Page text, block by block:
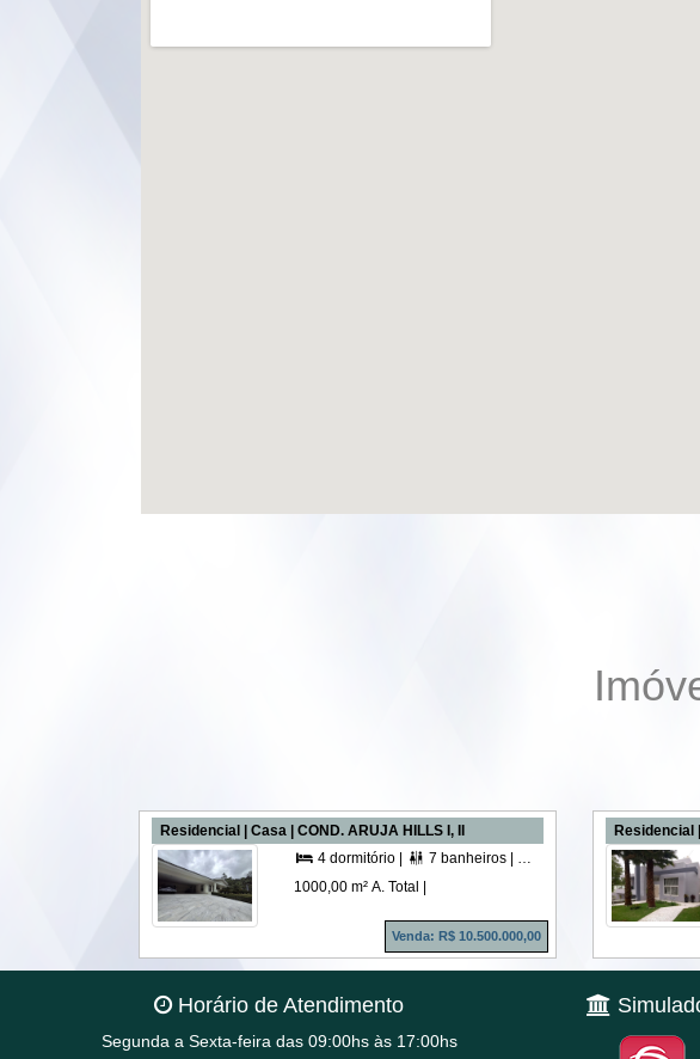
Residencial | Casa | COND. ARUJA HILLS I, II
 4 dormitório |  7 banheiros | 6 vagas |
1000,00 m² A. Total |
Venda: R$ 10.500.000,00
Residencial
Horário de Atendimento
Segunda a Sexta-feira das 09:00hs às 17:00hs